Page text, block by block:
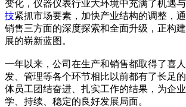
变化，仪器仪表行业大环境中充满了机遇与
技紧抓市场要素，加快产业结构的调整，通
销售三方面的深度探索和全面升级，正构
展的崭新蓝图。
一年以来，公司在生产和销售都取得了喜
发、管理等各个环节相比以前都有了长足
体员工团结奋进、扎实工作的结果，为企
学、持续、稳定的良好发展局面。